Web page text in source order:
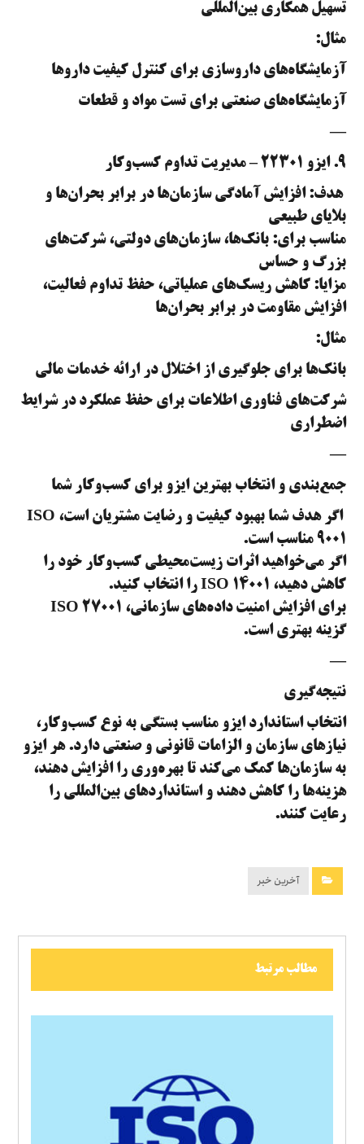
تسهیل همکاری بین‌المللی
مثال:
آزمایشگاه‌های داروسازی برای کنترل کیفیت داروها
آزمایشگاه‌های صنعتی برای تست مواد و قطعات
—
۹. ایزو ۲۲۳۰۱ – مدیریت تداوم کسب‌وکار
هدف: افزایش آمادگی سازمان‌ها در برابر بحران‌ها و
بلایای طبیعی
مناسب برای: بانک‌ها، سازمان‌های دولتی، شرکت‌های
بزرگ و حساس
مزایا: کاهش ریسک‌های عملیاتی، حفظ تداوم فعالیت،
افزایش مقاومت در برابر بحران‌ها
مثال:
بانک‌ها برای جلوگیری از اختلال در ارائه خدمات مالی
شرکت‌های فناوری اطلاعات برای حفظ عملکرد در شرایط
اضطراری
—
جمع‌بندی و انتخاب بهترین ایزو برای کسب‌وکار شما
اگر هدف شما بهبود کیفیت و رضایت مشتریان است، ISO
9001 مناسب است.
اگر می‌خواهید اثرات زیست‌محیطی کسب‌وکار خود را
کاهش دهید، ISO 14001 را انتخاب کنید.
برای افزایش امنیت داده‌های سازمانی، ISO 27001
گزینه بهتری است.
—
نتیجه‌گیری
انتخاب استاندارد ایزو مناسب بستگی به نوع کسب‌وکار،
نیازهای سازمان و الزامات قانونی و صنعتی دارد. هر ایزو
به سازمان‌ها کمک می‌کند تا بهره‌وری را افزایش دهند،
هزینه‌ها را کاهش دهند و استانداردهای بین‌المللی را
رعایت کنند.
آخرین خبر
مطالب مرتبط